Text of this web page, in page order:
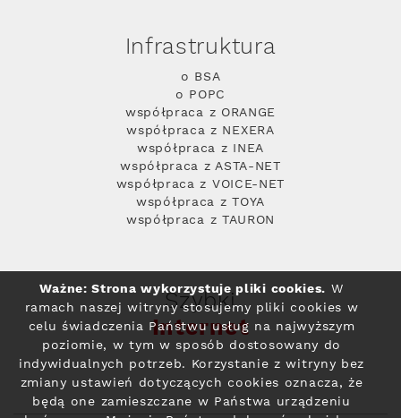
Infrastruktura
o BSA
o POPC
współpraca z ORANGE
współpraca z NEXERA
współpraca z INEA
współpraca z ASTA-NET
współpraca z VOICE-NET
współpraca z TOYA
współpraca z TAURON
Szybki
Internet
Ważne: Strona wykorzystuje pliki cookies. W
ramach naszej witryny stosujemy pliki cookies w
celu świadczenia Państwu usług na najwyższym
poziomie, w tym w sposób dostosowany do
indywidualnych potrzeb. Korzystanie z witryny bez
zmiany ustawień dotyczących cookies oznacza, że
będą one zamieszczane w Państwa urządzeniu